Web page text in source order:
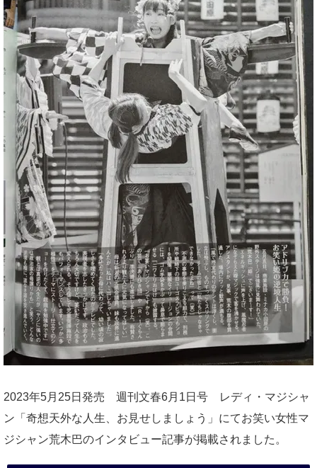
2023年5月25日発売 週刊文春6月1日号 レディ・マジシャ
ン「奇想天外な人生、お見せしましょう」にてお笑い女性マ
ジシャン荒木巴のインタビュー記事が掲載されました。